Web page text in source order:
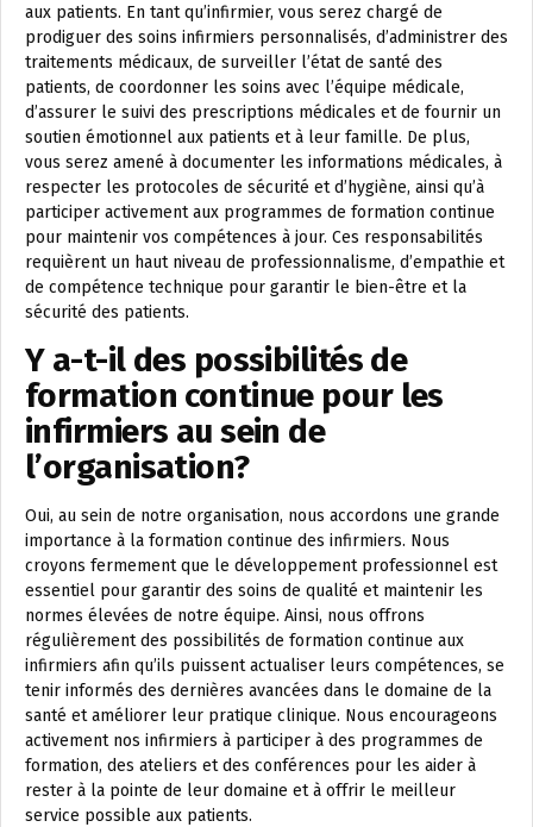
aux patients. En tant qu’infirmier, vous serez chargé de
prodiguer des soins infirmiers personnalisés, d’administrer des
traitements médicaux, de surveiller l’état de santé des
patients, de coordonner les soins avec l’équipe médicale,
d’assurer le suivi des prescriptions médicales et de fournir un
soutien émotionnel aux patients et à leur famille. De plus,
vous serez amené à documenter les informations médicales, à
respecter les protocoles de sécurité et d’hygiène, ainsi qu’à
participer activement aux programmes de formation continue
pour maintenir vos compétences à jour. Ces responsabilités
requièrent un haut niveau de professionnalisme, d’empathie et
de compétence technique pour garantir le bien-être et la
sécurité des patients.
Y a-t-il des possibilités de
formation continue pour les
infirmiers au sein de
l’organisation?
Oui, au sein de notre organisation, nous accordons une grande
importance à la formation continue des infirmiers. Nous
croyons fermement que le développement professionnel est
essentiel pour garantir des soins de qualité et maintenir les
normes élevées de notre équipe. Ainsi, nous offrons
régulièrement des possibilités de formation continue aux
infirmiers afin qu’ils puissent actualiser leurs compétences, se
tenir informés des dernières avancées dans le domaine de la
santé et améliorer leur pratique clinique. Nous encourageons
activement nos infirmiers à participer à des programmes de
formation, des ateliers et des conférences pour les aider à
rester à la pointe de leur domaine et à offrir le meilleur
service possible aux patients.